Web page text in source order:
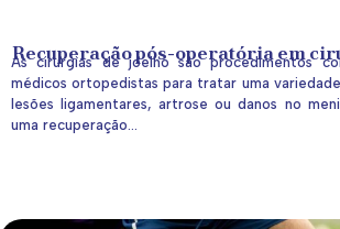
Recuperação pós-operatória em
As cirurgias de joelho são procedimentos
médicos ortopedistas para tratar uma
lesões ligamentares, artrose ou danos no
uma recuperação...